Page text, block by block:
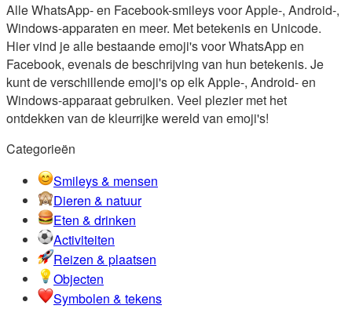
Alle WhatsApp- en Facebook-smileys voor Apple-, Android-,
Windows-apparaten en meer. Met betekenis en Unicode.
Hier vind je alle bestaande emoji's voor WhatsApp en
Facebook, evenals de beschrijving van hun betekenis. Je
kunt de verschillende emoji's op elk Apple-, Android- en
Windows-apparaat gebruiken. Veel plezier met het
ontdekken van de kleurrijke wereld van emoji's!
Categorieën
Smileys & mensen
Dieren & natuur
Eten & drinken
Activiteiten
Reizen & plaatsen
Objecten
Symbolen & tekens